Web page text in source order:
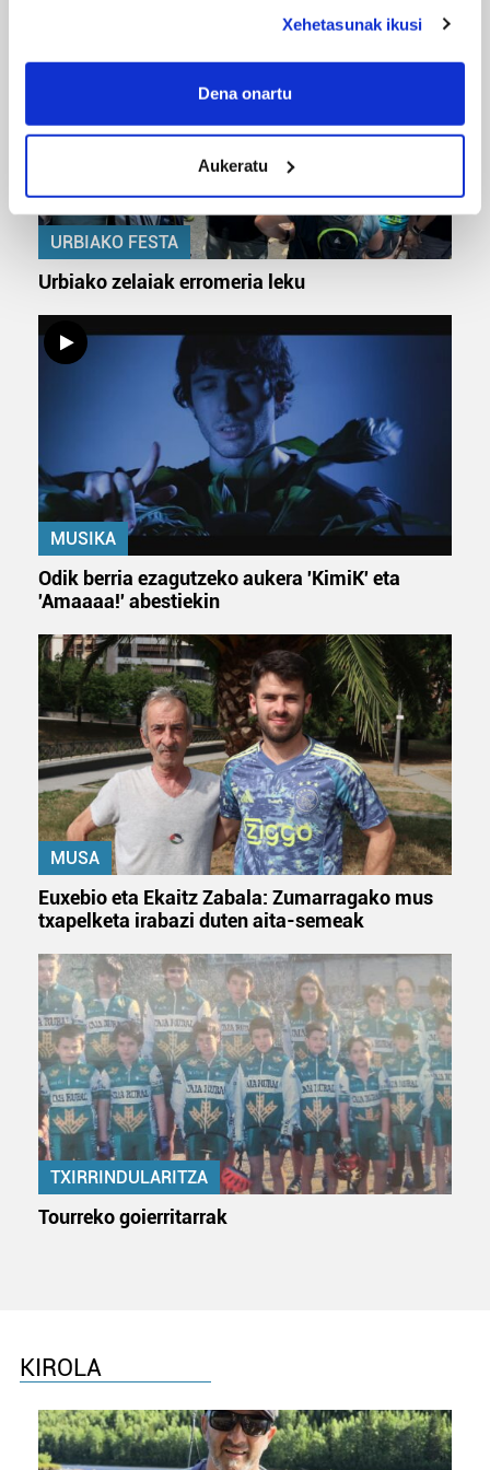
If you allow, we would also like to:
Collect information about your geographical
meters
Identify your device by actively scanning it for
specific characteristics (fingerprinting)
Find out more about how your personal data is processed
and set your preferences in the details section.
prozesatzen ditugu, zure IP zenbakia, besteak beste,
teknologia erabiliz, cookieak adibidez, iragarki eta eduki
pertsonalizatuak eskaintzeko, iragarkiak eta edukia
neurtzeko, jendeari buruzko informazioa biltzeko eta
produktuak garatzeko. Zure datuak nork eta zertarako
erabiltzen dituen hauta dezakezu.
Bazkide batzuek ez dizute baimenik eskatzen, eta beren
interes komertzial legitimoetan babesten dira. Ikusi gure
bazkideen zerrenda, beren ustez zein helburutarako
duten interes legitimoa eta horren aurka nola egin
Lortu zure datu pertsonalak prozesatzeko moduari
buruzko informazio gehiago eta ezarri zure lehentasunak
datuen atalean. Edozein unetan alda edo ken dezakezu
zure baimena Cookieen adierazpenean.
Webgune honek cookie propioak eta hirugarrenen cookie-
fitxategiak erabiltzen ditu. Zure esperientzia eta
zerbitzuak hobetzeko asmoz, cookie teknologiaz
erabiltzeko baimen esplizitua ematen diguzu.Gehiago
irakurri
Xehetasunak ikusi
Dena onartu
Aukeratu
URBIAKO FESTA
Urbiako zelaiak erromeria leku
MUSIKA
Odik berria ezagutzeko aukera 'KimiK' eta
'Amaaaa!' abestiekin
MUSA
Euxebio eta Ekaitz Zabala: Zumarragako mus
txapelketa irabazi duten aita-semeak
TXIRRINDULARITZA
Tourreko goierritarrak
KIROLA